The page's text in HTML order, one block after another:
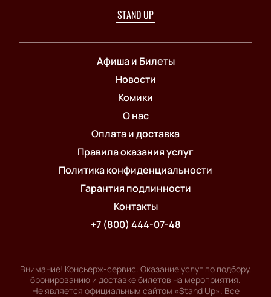
STAND UP
Афиша и Билеты
Новости
Комики
О нас
Оплата и доставка
Правила оказания услуг
Политика конфиденциальности
Гарантия подлинности
Контакты
+7 (800) 444-07-48
Внимание! Консьерж-сервис. Оказание услуг по подбору,
бронированию и доставке билетов на мероприятия.
Не является официальным сайтом «Stand Up». Все